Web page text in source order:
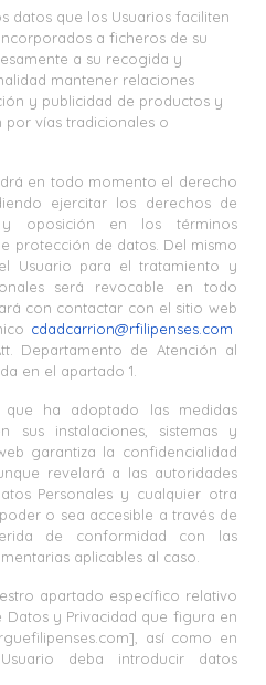
datos que los Usuarios faciliten
a ficheros de su
a su recogida y
mantener relaciones
y publicidad de productos y
por vías tradicionales o
en todo momento el derecho
ejercitar los derechos de
y oposición en los términos
protección de datos. Del mismo
Usuario para el tratamiento y
será revocable en todo
con contactar con el sitio web
cdadcarrion@rfilipenses.com
Departamento de Atención al
en el apartado 1.
ha adoptado las medidas
sus instalaciones, sistemas y
garantiza la confidencialidad
revelará a las autoridades
Personales y cualquier otra
o sea accesible a través de
de conformidad con las
aplicables al caso.
apartado específico relativo
Datos y Privacidad que figura en
así como en
deba introducir datos